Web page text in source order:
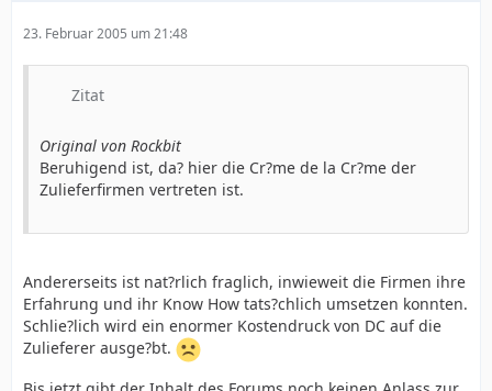
23. Februar 2005 um 21:48
Zitat
Original von Rockbit
Beruhigend ist, da? hier die Cr?me de la Cr?me der
Zulieferfirmen vertreten ist.
Andererseits ist nat?rlich fraglich, inwieweit die Firmen ihre
Erfahrung und ihr Know How tats?chlich umsetzen konnten.
Schlie?lich wird ein enormer Kostendruck von DC auf die
Zulieferer ausge?bt.